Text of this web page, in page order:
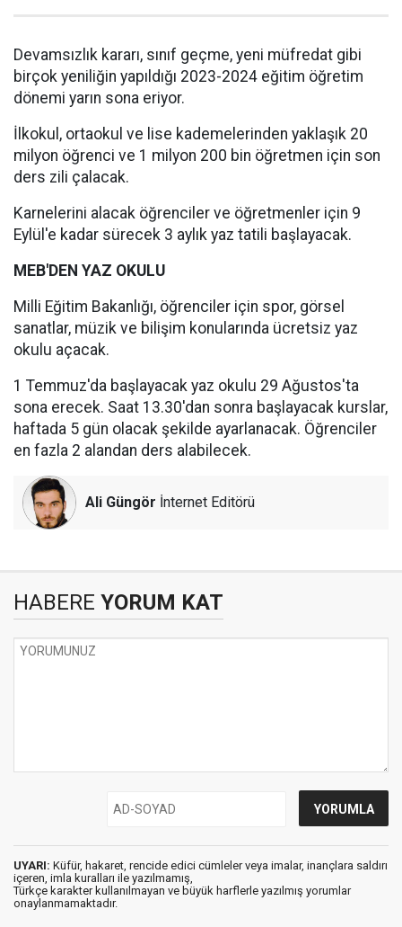
Devamsızlık kararı, sınıf geçme, yeni müfredat gibi
birçok yeniliğin yapıldığı 2023-2024 eğitim öğretim
dönemi yarın sona eriyor.
İlkokul, ortaokul ve lise kademelerinden yaklaşık 20
milyon öğrenci ve 1 milyon 200 bin öğretmen için son
ders zili çalacak.
Karnelerini alacak öğrenciler ve öğretmenler için 9
Eylül'e kadar sürecek 3 aylık yaz tatili başlayacak.
MEB'DEN YAZ OKULU
Milli Eğitim Bakanlığı, öğrenciler için spor, görsel
sanatlar, müzik ve bilişim konularında ücretsiz yaz
okulu açacak.
1 Temmuz'da başlayacak yaz okulu 29 Ağustos'ta
sona erecek. Saat 13.30'dan sonra başlayacak kurslar,
haftada 5 gün olacak şekilde ayarlanacak. Öğrenciler
en fazla 2 alandan ders alabilecek.
Ali Güngör İnternet Editörü
HABERE YORUM KAT
UYARI: Küfür, hakaret, rencide edici cümleler veya imalar, inançlara saldırı
içeren, imla kuralları ile yazılmamış,
Türkçe karakter kullanılmayan ve büyük harflerle yazılmış yorumlar
onaylanmamaktadır.